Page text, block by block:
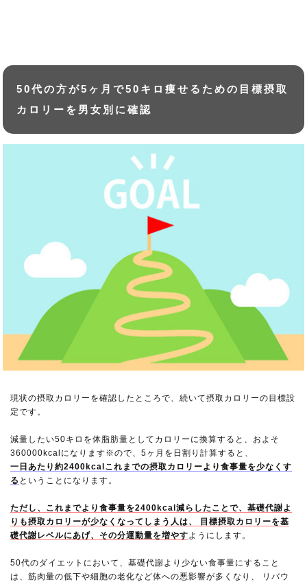
50代の方が5ヶ月で50キロ痩せるための目標摂取
カロリーを男女別に確認
現状の摂取カロリーを確認したところで、続いて摂取カロリーの目標設
定です。
減量したい50キロを体脂肪量としてカロリーに換算すると、およそ
360000kcalになります※ので、5ヶ月を日割り計算すると、
一日あたり約2400kcalこれまでの摂取カロリーより食事量を少なくす
る ということになります。
ただし、これまでより食事量を2400kcal減らしたことで、基礎代謝よ
りも摂取カロリーが少なくなってしまう人は、 目標摂取カロリーを基
礎代謝レベルにあげ、その分運動量を増やすようにします。
50代のダイエットにおいて、基礎代謝より少ない食事量にすること
は、筋肉量の低下や細胞の老化など体への悪影響が多くなり、 リバウ